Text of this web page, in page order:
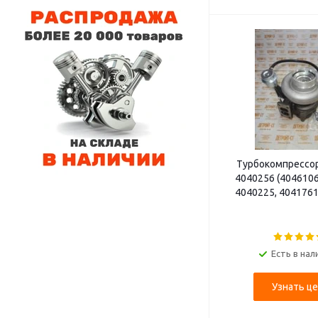
4040256
4040225,
Есть в
Узнать